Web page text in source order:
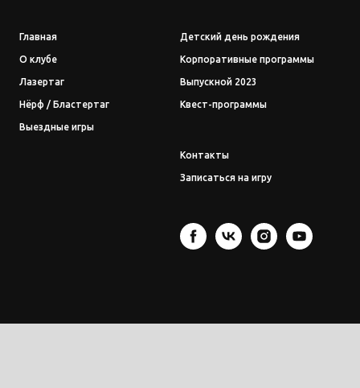
Главная
О клубе
Лазертаг
Нёрф / Бластертаг
Выездные игры
Детский день рождения
Корпоративные программы
Выпускной 2023
Квест-программы
Контакты
Записаться на игру